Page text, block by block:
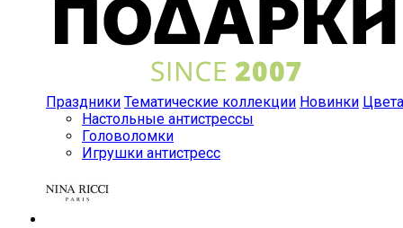
Праздники Тематические коллекции Новинки Цвета
Настольные антистрессы
Головоломки
Игрушки антистресс